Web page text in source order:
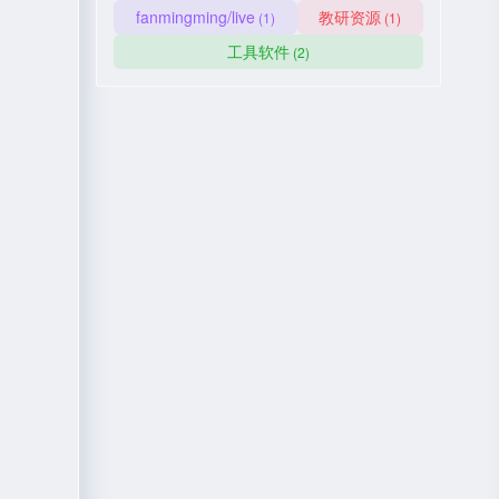
fanmingming/live (1) 教研资源 (1)
工具软件 (2)